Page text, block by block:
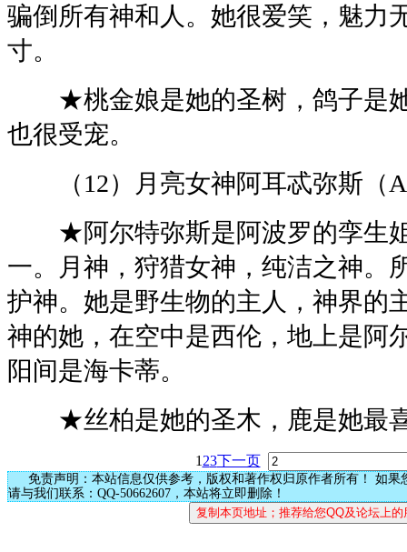
骗倒所有神和人。她很爱笑，魅力
寸。
★桃金娘是她的圣树，鸽子是她
也很受宠。
（12）月亮女神阿耳忒弥斯（
★阿尔特弥斯是阿波罗的孪生姐
一。月神，狩猎女神，纯洁之神。
护神。她是野生物的主人，神界的
神的她，在空中是西伦，地上是阿
阳间是海卡蒂。
★丝柏是她的圣木，鹿是她最
1 23下一页
免责声明：本站信息仅供参考，版权和著作权归原作者所有！ 如果
请与我们联系：QQ-50662607，本站将立即删除！